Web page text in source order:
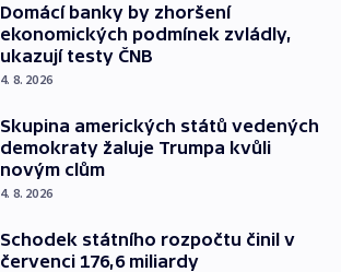
Domácí banky by zhoršení
ekonomických podmínek zvládly,
ukazují testy ČNB
4. 8. 2026
Skupina amerických států vedených
demokraty žaluje Trumpa kvůli
novým clům
4. 8. 2026
Schodek státního rozpočtu činil v
červenci 176,6 miliardy